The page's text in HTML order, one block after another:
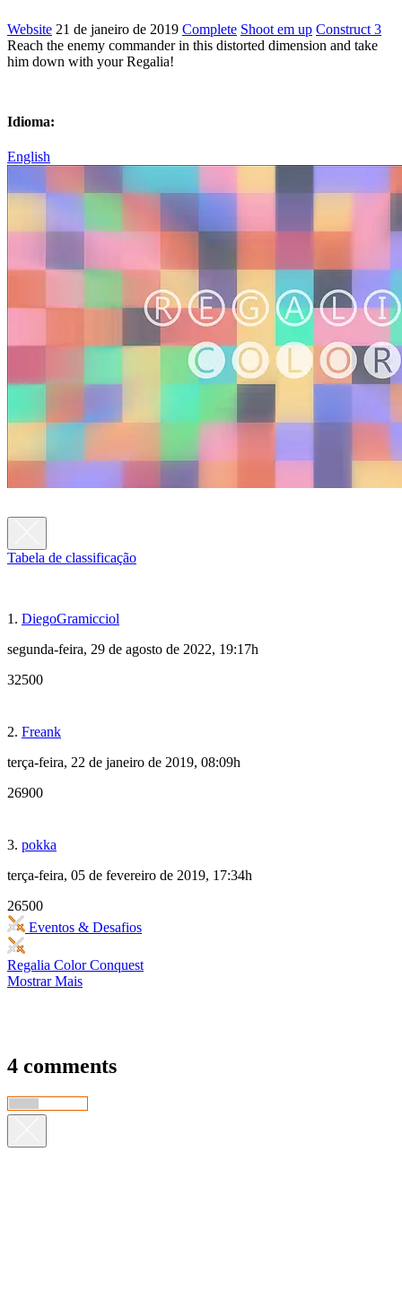
Website 21 de janeiro de 2019 Complete Shoot em up Construct 3
Reach the enemy commander in this distorted dimension and take
him down with your Regalia!
Idioma:
English
Tabela de classificação
1. DiegoGramicciol
segunda-feira, 29 de agosto de 2022, 19:17h
32500
2. Freank
terça-feira, 22 de janeiro de 2019, 08:09h
26900
3. pokka
terça-feira, 05 de fevereiro de 2019, 17:34h
26500
Eventos & Desafios
Regalia Color Conquest
Mostrar Mais
4 comments